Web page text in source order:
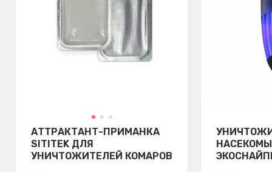
АТТРАКТАНТ-ПРИМАНКА
SITITEK ДЛЯ
УНИЧТОЖИТЕЛЕЙ КОМАРОВ